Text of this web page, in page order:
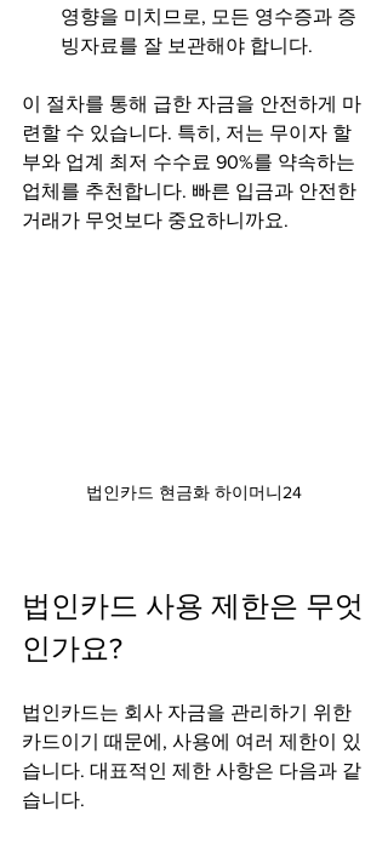
영향을 미치므로, 모든 영수증과 증
빙자료를 잘 보관해야 합니다.
이 절차를 통해 급한 자금을 안전하게 마
련할 수 있습니다. 특히, 저는 무이자 할
부와 업계 최저 수수료 90%를 약속하는
업체를 추천합니다. 빠른 입금과 안전한
거래가 무엇보다 중요하니까요.
법인카드 현금화 하이머니24
법인카드 사용 제한은 무엇
인가요?
법인카드는 회사 자금을 관리하기 위한
카드이기 때문에, 사용에 여러 제한이 있
습니다. 대표적인 제한 사항은 다음과 같
습니다.